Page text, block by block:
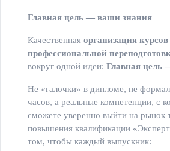
Главная цель — ваши знания
Качественная организация курсов
профессиональной
вокруг одной идеи: Главная цель
Не «галочки» в дипломе, не
часов, а реальные компетенции, с
сможете уверенно выйти на рынок
повышения квалификации
том, чтобы каждый выпускник: